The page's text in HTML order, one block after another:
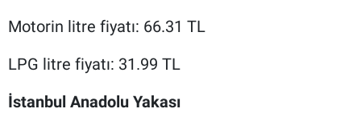
Motorin litre fiyatı: 66.31 TL
LPG litre fiyatı: 31.99 TL
İstanbul Anadolu Yakası